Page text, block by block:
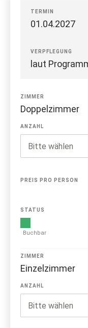
TERMIN
01.04.2027
VERPFLEGUNG
laut
ZIMMER
Doppelzimmer
ANZAHL
PREIS PRO PERSON
STATUS
Buchbar
ZIMMER
Einzelzimmer
ANZAHL